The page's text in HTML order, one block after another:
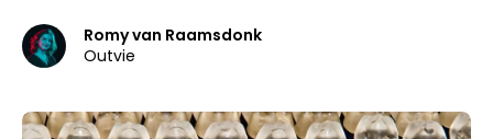
Romy van Raamsdonk
Outvie